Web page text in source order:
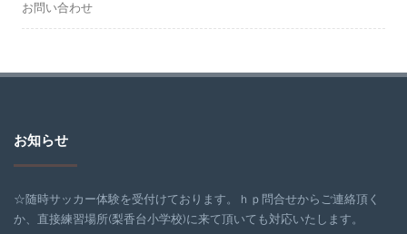
お問い合わせ
お知らせ
☆随時サッカー体験を受付けております。ｈｐ問合せからご連絡頂く
か、直接練習場所(梨香台小学校)に来て頂いても対応いたします。